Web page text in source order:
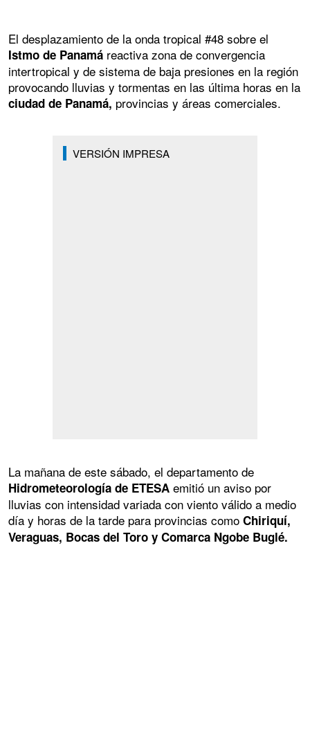
El desplazamiento de la onda tropical #48 sobre el
Istmo de Panamá reactiva zona de convergencia
intertropical y de sistema de baja presiones en la región
provocando lluvias y tormentas en las última horas en la
ciudad de Panamá, provincias y áreas comerciales.
VERSIÓN IMPRESA
La mañana de este sábado, el departamento de
Hidrometeorología de ETESA emitió un aviso por
lluvias con intensidad variada con viento válido a medio
día y horas de la tarde para provincias como Chiriquí,
Veraguas, Bocas del Toro y Comarca Ngobe Buglé.